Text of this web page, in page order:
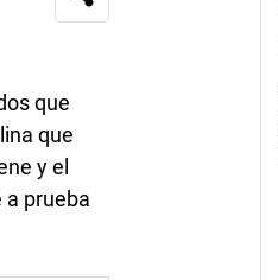
que
que
y el
a prueba